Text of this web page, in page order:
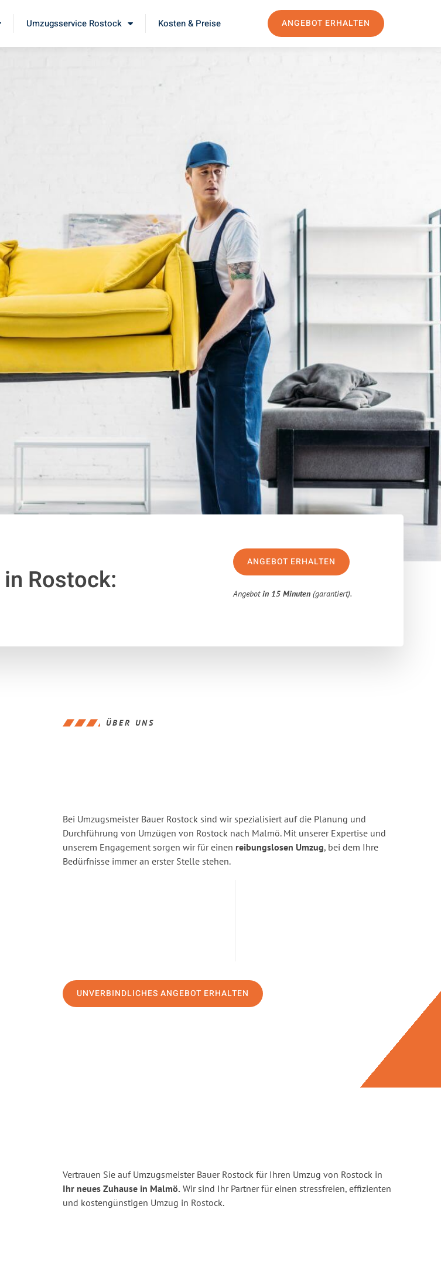
Umzugsservice Rostock Kosten & Preise ANGEBOT ERHALTEN
in Rostock:
ANGEBOT ERHALTEN
Angebotin 15 Minuten (garantiert).
ÜBER UNS
Bei Umzugsmeister Bauer Rostock sind wir spezialisiert auf die Planung und
Durchführung von Umzügen von Rostock nach Malmö. Mit unserer Expertise und
unserem Engagement sorgen wir für einen reibungslosen Umzug, bei dem Ihre
Bedürfnisse immer an erster Stelle stehen.
UNVERBINDLICHES ANGEBOT ERHALTEN
Vertrauen Sie auf Umzugsmeister Bauer Rostock für Ihren Umzug von Rostock in
Ihr neues Zuhause in Malmö. Wir sind Ihr Partner für einen stressfreien, effizienten
und kostengünstigen Umzug in Rostock.